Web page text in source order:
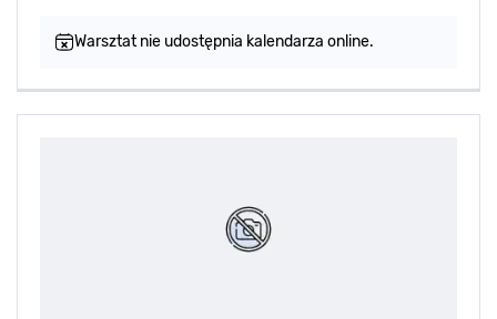
Warsztat nie udostępnia kalendarza online.